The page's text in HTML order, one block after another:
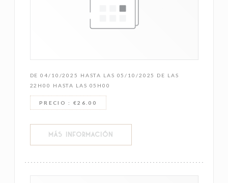
DE 04/10/2025 HASTA LAS 05/10/2025 DE LAS
22H00 HASTA LAS 05H00
PRECIO : €26.00
MÁS INFORMACIÓN